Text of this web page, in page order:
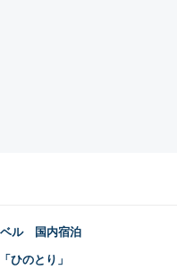
ベル 国内宿泊
ひのとり」